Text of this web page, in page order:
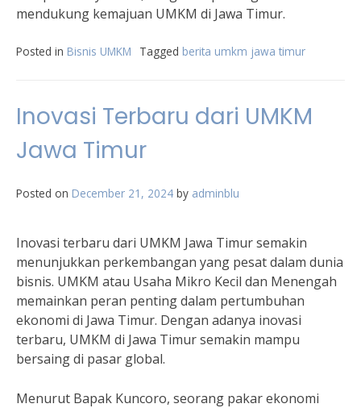
mendukung kemajuan UMKM di Jawa Timur.
Posted in Bisnis UMKM Tagged berita umkm jawa timur
Inovasi Terbaru dari UMKM
Jawa Timur
Posted on December 21, 2024 by adminblu
Inovasi terbaru dari UMKM Jawa Timur semakin
menunjukkan perkembangan yang pesat dalam dunia
bisnis. UMKM atau Usaha Mikro Kecil dan Menengah
memainkan peran penting dalam pertumbuhan
ekonomi di Jawa Timur. Dengan adanya inovasi
terbaru, UMKM di Jawa Timur semakin mampu
bersaing di pasar global.
Menurut Bapak Kuncoro, seorang pakar ekonomi